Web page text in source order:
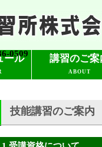
0509
ール 講習のご案
ABOUT
技能講習のご案内